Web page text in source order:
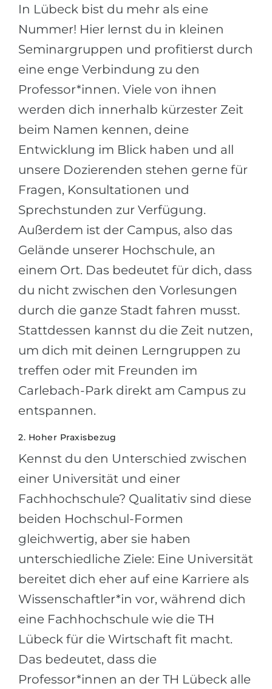
In Lübeck bist du mehr als eine
Nummer! Hier lernst du in kleinen
Seminargruppen und profitierst durch
eine enge Verbindung zu den
Professor*innen. Viele von ihnen
werden dich innerhalb kürzester Zeit
beim Namen kennen, deine
Entwicklung im Blick haben und all
unsere Dozierenden stehen gerne für
Fragen, Konsultationen und
Sprechstunden zur Verfügung.
Außerdem ist der Campus, also das
Gelände unserer Hochschule, an
einem Ort. Das bedeutet für dich, dass
du nicht zwischen den Vorlesungen
durch die ganze Stadt fahren musst.
Stattdessen kannst du die Zeit nutzen,
um dich mit deinen Lerngruppen zu
treffen oder mit Freunden im
Carlebach-Park direkt am Campus zu
entspannen.
2. Hoher Praxisbezug
Kennst du den Unterschied zwischen
einer Universität und einer
Fachhochschule? Qualitativ sind diese
beiden Hochschul-Formen
gleichwertig, aber sie haben
unterschiedliche Ziele: Eine Universität
bereitet dich eher auf eine Karriere als
Wissenschaftler*in vor, während dich
eine Fachhochschule wie die TH
Lübeck für die Wirtschaft fit macht.
Das bedeutet, dass die
Professor*innen an der TH Lübeck alle